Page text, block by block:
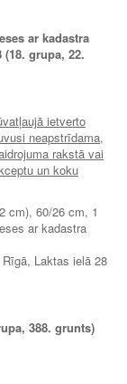
ar kadastra
(18. grupa, 22.
ietverto
neapstrīdama,
rakstā vai
un koku
cm), 60/26 cm, 1
ar kadastra
Laktas ielā 28
388. grunts)